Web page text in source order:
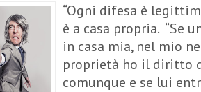
“Ogni difesa è
è a casa propria. “Se
in casa mia, nel mio
proprietà ho il diritto
comunque e se lui